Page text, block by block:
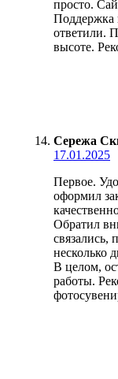
просто.
Поддержка
ответили.
высоте.
Сережа
17.01.2025
Первое.
оформил
Обратил
связались,
несколько
В целом,
работы.